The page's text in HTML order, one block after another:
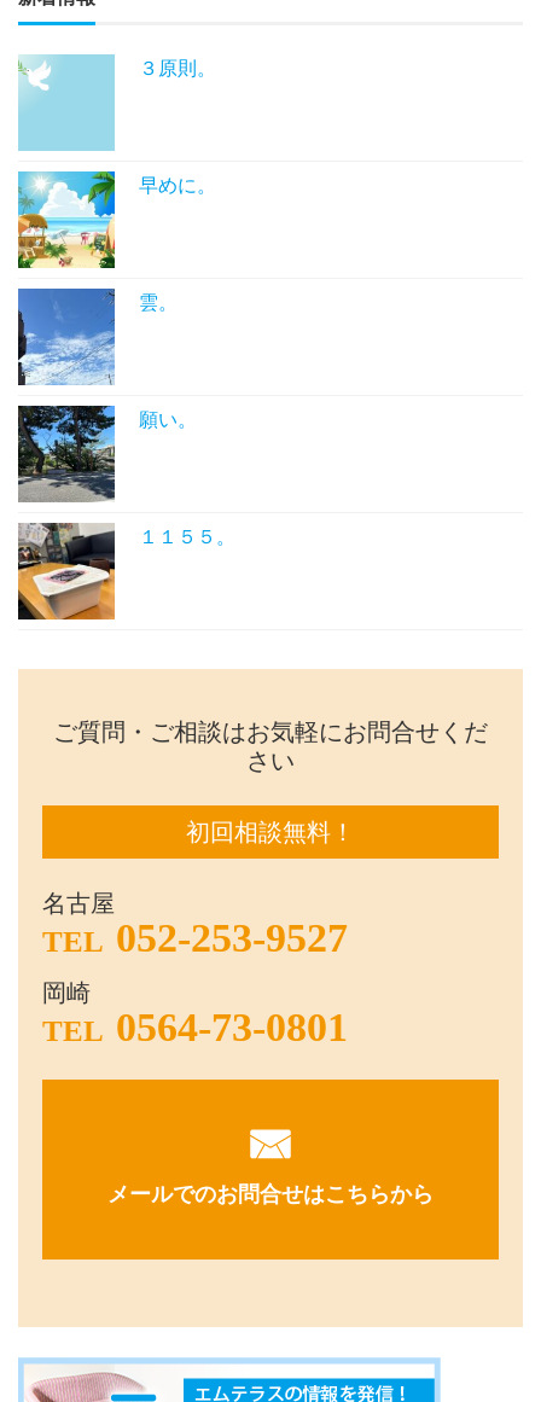
３原則。
早めに。
雲。
願い。
１１５５。
ご質問・ご相談はお気軽にお問合せくだ
さい
初回相談無料！
名古屋
TEL 052-253-9527
岡崎
TEL 0564-73-0801
メールでのお問合せはこちらから